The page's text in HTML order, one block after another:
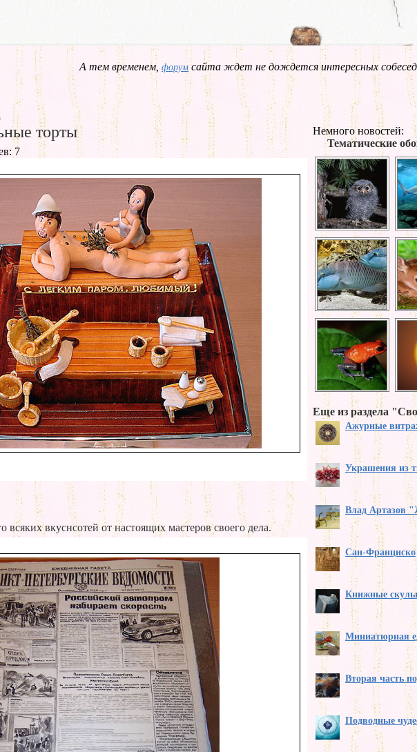
А тем временем, форум сайта ждет не дождется интересных
торты
7
всяких вкуснсотей от настоящих мастеров своего дела.
Немного новостей:
Тематические
Еще из раздела
Ажурные
Украшения из
Влад Артазов
Сан-Франциско
Книжные
Миниатюрная
Вторая часть
Подводные